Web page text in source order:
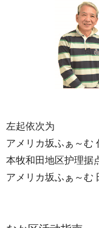
左起依次为
アメリカ坂ふぁ～む
本牧和田地区护理据
アメリカ坂ふぁ～む